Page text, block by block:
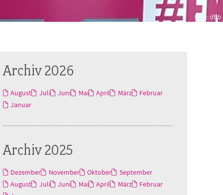
Archiv 2026
August Juli Juni Mai April März
Februar
Januar
Archiv 2025
Dezember November Oktober
September
August
Juli Juni Mai April März
Februar